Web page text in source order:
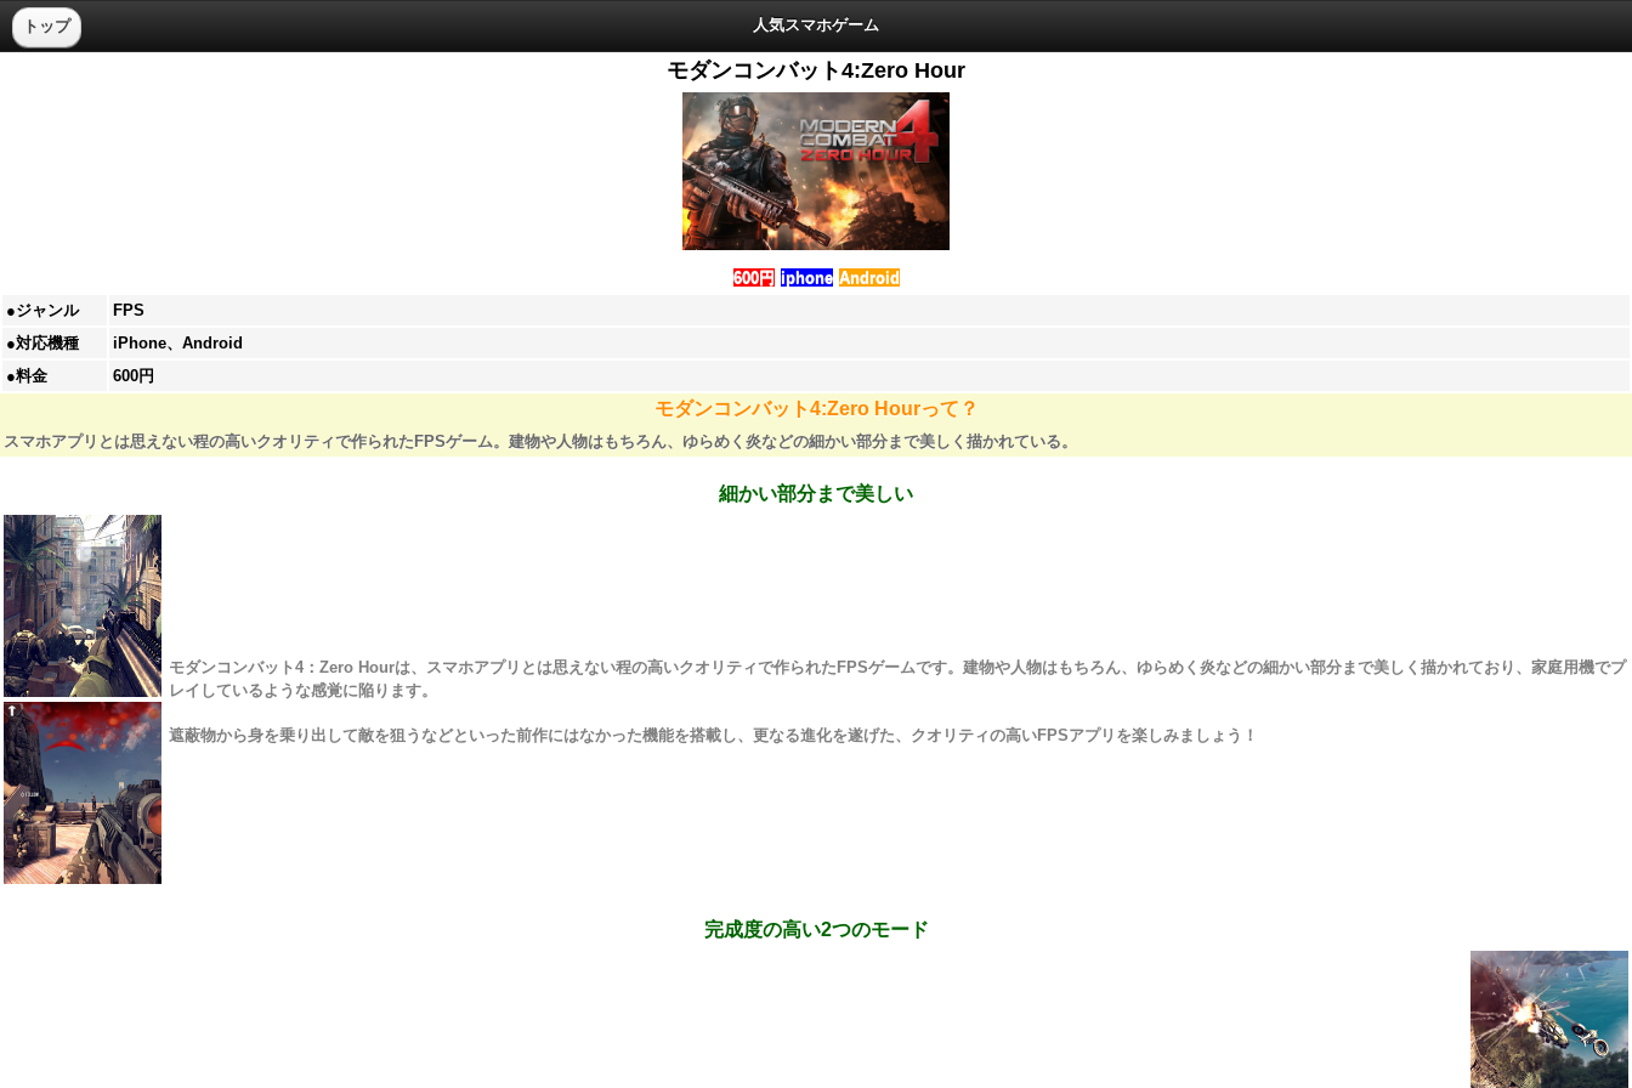
トップ 人気スマホゲーム
モダンコンバット4:Zero Hour
600円 iphone Android
●ジャンル
FPS
●対応機種
iPhone、Android
●料金
600円
モダンコンバット4:Zero Hourって？
スマホアプリとは思えない程の高いクオリティで作られたFPSゲーム。建物や人物はもちろん、ゆらめく炎などの細かい部分まで美しく描かれている。
細かい部分まで美しい
モダンコンバット4：Zero Hourは、スマホアプリとは思えない程の高いクオリティで作られたFPSゲームです。建物や人物はもちろん、ゆらめく炎などの細かい部分まで美しく描かれており、家庭用機でプ
レイしているような感覚に陥ります。
遮蔽物から身を乗り出して敵を狙うなどといった前作にはなかった機能を搭載し、更なる進化を遂げた、クオリティの高いFPSアプリを楽しみましょう！
完成度の高い2つのモード